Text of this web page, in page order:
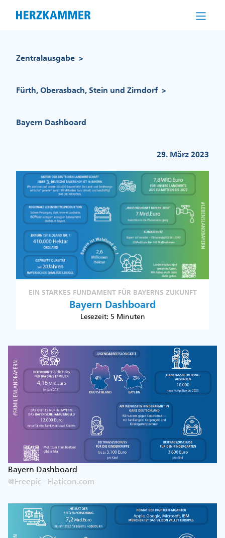
Zentralausgabe >
Fürth, Oberasbach, Stein und Zirndorf >
Bayern Dashboard
29. März 2023
EIN STARKES FUNDAMENT FÜR BAYERNS ZUKUNFT
Bayern Dashboard
Lesezeit: 5 Minuten
Bayern Dashboard
@Freepic - Flaticon.com